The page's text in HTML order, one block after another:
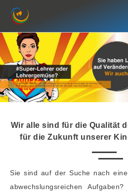
Inhalt
springen
Wir alle sind für die Qualität
für die Zukunft unserer
Sie sind auf der Suche nach
abwechslungsreichen